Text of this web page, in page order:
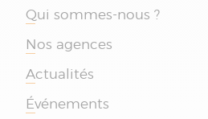
Qui sommes-nous ?
Nos agences
Actualités
Événements